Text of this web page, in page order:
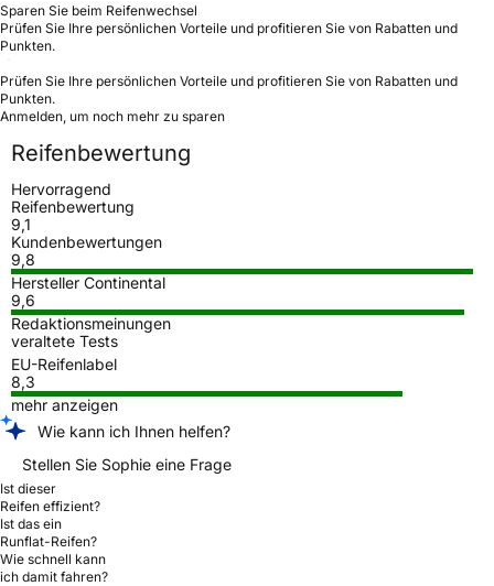
Sparen Sie beim Reifenwechsel
Prüfen Sie Ihre persönlichen Vorteile und profitieren Sie von Rabatten und
Punkten.
Prüfen Sie Ihre persönlichen Vorteile und profitieren Sie von Rabatten und
Punkten.
Anmelden, um noch mehr zu sparen
Reifenbewertung
Hervorragend
Reifenbewertung
9,1
Kundenbewertungen
9,8
Hersteller Continental
9,6
Redaktionsmeinungen
veraltete Tests
EU-Reifenlabel
8,3
mehr anzeigen
Wie kann ich Ihnen helfen?
Stellen Sie Sophie eine Frage
Ist dieser
Reifen effizient?
Ist das ein
Runflat-Reifen?
Wie schnell kann
ich damit fahren?